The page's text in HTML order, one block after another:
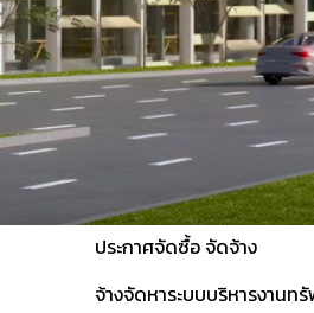
ประกาศจัดซื้อจัดจ้าง
จ้างจัดหาระบบบริหารงาน